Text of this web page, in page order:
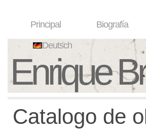
Principal Biografía
Deutsch
Enrique
Catalogo de